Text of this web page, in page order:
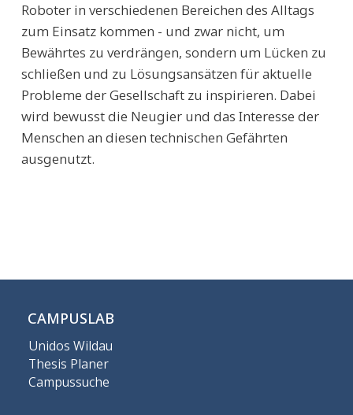
Roboter in verschiedenen Bereichen des Alltags
zum Einsatz kommen - und zwar nicht, um
Bewährtes zu verdrängen, sondern um Lücken zu
schließen und zu Lösungsansätzen für aktuelle
Probleme der Gesellschaft zu inspirieren. Dabei
wird bewusst die Neugier und das Interesse der
Menschen an diesen technischen Gefährten
ausgenutzt.
CAMPUSLAB
Unidos Wildau
Thesis Planer
Campussuche